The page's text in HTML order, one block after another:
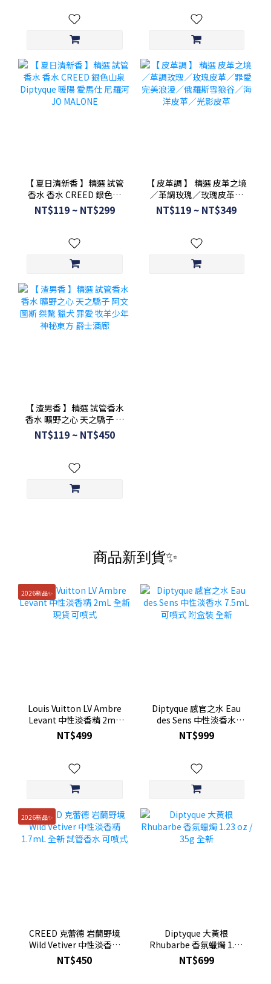
【 夏日清新香 】精選 試管
香水 香水 CREED 銀色山
泉 Diptyque 暖陽 愛馬仕
尼羅河 JO MALONE
NT$119 ~ NT$299
【 皮革調 】 精選 皮革之境
／革調玫瑰／玫瑰皮革／
罪愛 完美浪漫／俄羅斯雪
狼谷／海洋皮革／光影皮
NT$119 ~ NT$349
【 渣男香 】精選 試管香水
香水 曠野之心 天之驕子 阿
文圖斯 桀驁 獵犬 罪愛 牧羊
少年 神秘東方 爵士酒廊
NT$119 ~ NT$450
商品新到貨✨
2026新品✨
Louis Vuitton LV Ambre
Levant 中性淡香精 2mL
全新 現貨 可噴式
NT$499
Diptyque 感官之水 Eau
des Sens 中性淡香水
7.5mL 可噴式 附盒裝 全新
NT$999
2026新品✨
CREED 克蕾德 岩蘭野境
Wild Vetiver 中性淡香精
1.7mL 全新 試管香水 可噴
式
NT$450
Diptyque 大黃根
Rhubarbe 香氛蠟燭 1.23
oz / 35g 全新
NT$699